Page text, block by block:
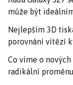
může být
Nejlepším 3D
porovnání vítězí
Co víme o nových
radikální